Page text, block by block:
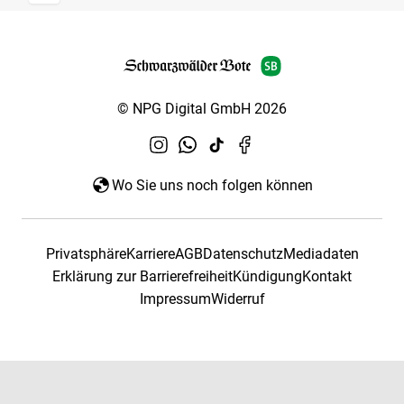
© NPG Digital GmbH 2026
Wo Sie uns noch folgen können
PrivatsphäreKarriereAGBDatenschutzMediadaten
Erklärung zur BarrierefreiheitKündigungKontakt
ImpressumWiderruf